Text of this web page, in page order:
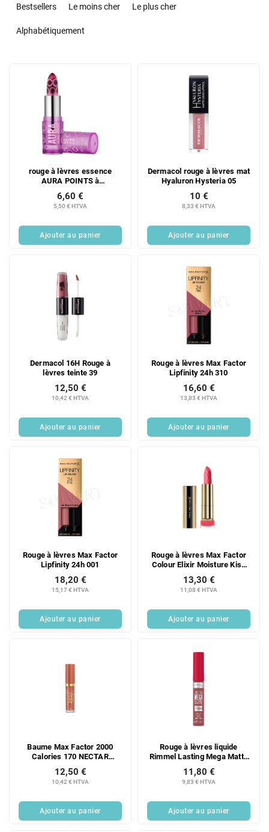
Bestsellers Le moins cher Le plus cher
Alphabétiquement
rouge à lèvres essence
AURA POINTS à
changement de couleur
5,50 € HTVA
6,60 €
Ajouter au panier
Dermacol rouge à lèvres mat
Hyaluron Hysteria 05
8,33 € HTVA
10 €
Ajouter au panier
Dermacol 16H Rouge à
lèvres teinte 39
10,42 € HTVA
12,50 €
Ajouter au panier
Rouge à lèvres Max Factor
Lipfinity 24h 310
13,83 € HTVA
16,60 €
Ajouter au panier
Rouge à lèvres Max Factor
Lipfinity 24h 001
15,17 € HTVA
18,20 €
Ajouter au panier
Rouge à lèvres Max Factor
Colour Elixir Moisture Kiss
11,08 € HTVA
13,30 €
Ajouter au panier
Baume Max Factor 2000
Calories 170 NECTAR
10,42 € HTVA
12,50 €
Ajouter au panier
Rouge à lèvres liquide
Rimmel Lasting Mega Matte
9,83 € HTVA
11,80 €
Ajouter au panier